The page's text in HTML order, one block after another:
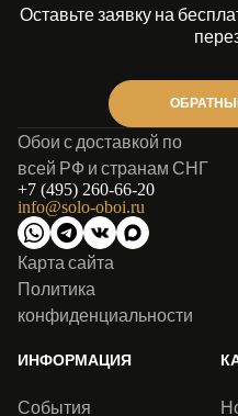
Оставьте заявку на
Обои с доставкой по
всей РФ и странам СНГ
+7 (495) 260-66-20
info@solo-oboi.ru
Карта сайта
Политика
конфиденциальности
ИНФОРМАЦИЯ
События